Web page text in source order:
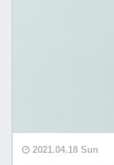
2021.04.18 Sun